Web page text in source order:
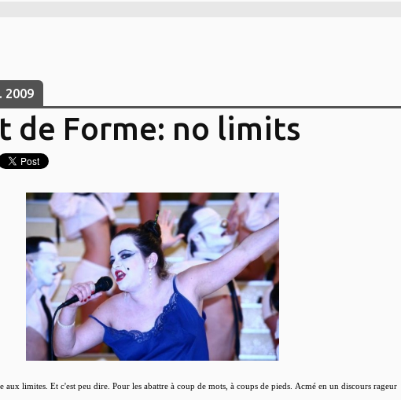
2009
de Forme: no limits
aux limites. Et c'est peu dire. Pour les abattre à coup de mots, à coups de pieds. Acmé en un discours rageur